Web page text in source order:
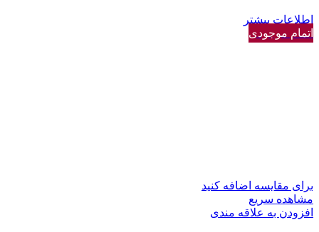
اطلاعات بیشتر
اتمام موجودی
برای مقایسه اضافه کنید
مشاهده سریع
افزودن به علاقه مندی